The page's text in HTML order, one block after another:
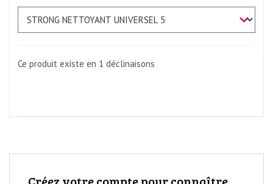
Ce produit existe en 1 déclinaisons